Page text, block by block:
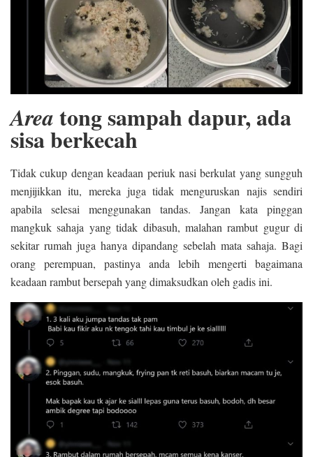
Area tong sampah dapur, ada
sisa berkecah
Tidak cukup dengan keadaan periuk nasi berkulat yang sungguh
menjijikkan itu, mereka juga tidak menguruskan najis sendiri
apabila selesai menggunakan tandas. Jangan kata pinggan
mangkuk sahaja yang tidak dibasuh, malahan rambut gugur di
sekitar rumah juga hanya dipandang sebelah mata sahaja. Bagi
orang perempuan, pastinya anda lebih mengerti bagaimana
keadaan rambut bersepah yang dimaksudkan oleh gadis ini.